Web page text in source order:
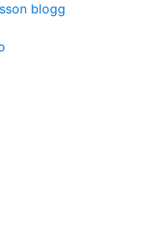
blogg